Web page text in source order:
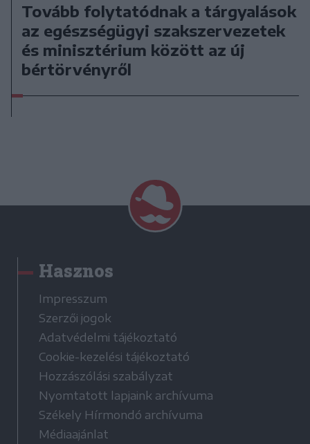
Tovább folytatódnak a tárgyalások
az egészségügyi szakszervezetek
és minisztérium között az új
bértörvényről
Hasznos
Impresszum
Szerzői jogok
Adatvédelmi tájékoztató
Cookie-kezelési tájékoztató
Hozzászólási szabályzat
Nyomtatott lapjaink archívuma
Székely Hírmondó archívuma
Médiaajánlat